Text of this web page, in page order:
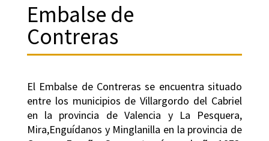
Embalse de
Contreras
El Embalse de Contreras se encuentra situado
entre los municipios de Villargordo del Cabriel
en la provincia de Valencia y La Pesquera,
Mira,Enguídanos y Minglanilla en la provincia de